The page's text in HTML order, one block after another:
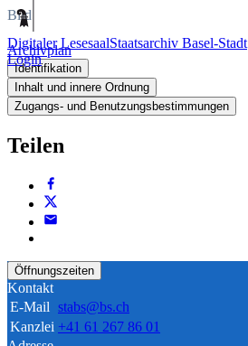
Digitaler LesesaalStaatsarchiv Basel-Stadt
Login
Bild
Archivplan
Identifikation
Inhalt und innere Ordnung
Zugangs- und Benutzungsbestimmungen
Teilen
Öffnungszeiten
Kontakt
E-Mail stabs@bs.ch
Kanzlei +41 61 267 86 01